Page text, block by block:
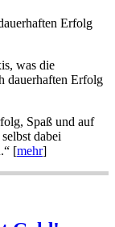
Erfolg
was die
dauerhaften Erfolg
Spaß und auf
dabei
[mehr]